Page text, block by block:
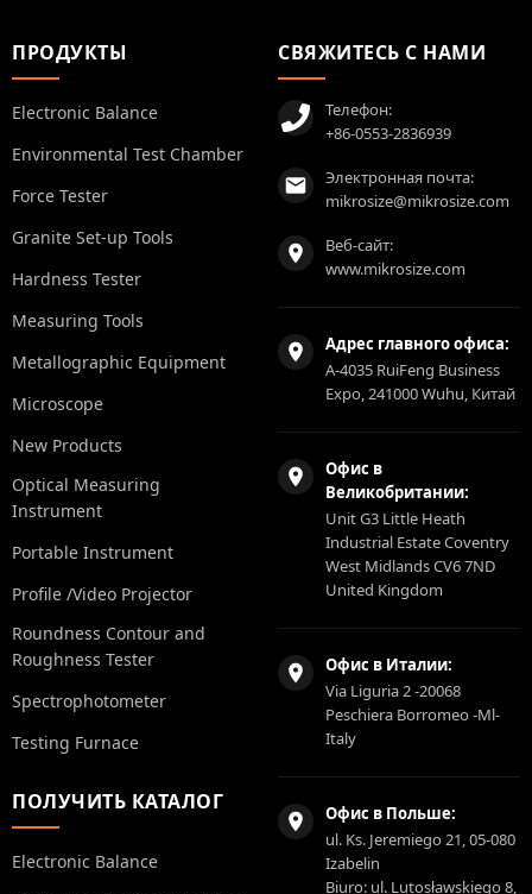
ПРОДУКТЫ
Electronic Balance
Environmental Test Chamber
Force Tester
Granite Set-up Tools
Hardness Tester
Measuring Tools
Metallographic Equipment
Microscope
New Products
Optical Measuring
Instrument
Portable Instrument
Profile /Video Projector
Roundness Contour and
Roughness Tester
Spectrophotometer
Testing Furnace
ПОЛУЧИТЬ КАТАЛОГ
Electronic Balance
СВЯЖИТЕСЬ С НАМИ
Телефон:
+86-0553-2836939
Электронная почта:
mikrosize@mikrosize.com
Веб-сайт:
www.mikrosize.com
Адрес главного офиса:
A-4035 RuiFeng Business
Expo, 241000 Wuhu, Китай
Офис в
Великобритании:
Unit G3 Little Heath
Industrial Estate Coventry
West Midlands CV6 7ND
United Kingdom
Офис в Италии:
Via Liguria 2 -20068
Peschiera Borromeo -Ml-
Italy
Офис в Польше:
ul. Ks. Jeremiego 21, 05-080
Izabelin
Biuro: ul. Lutosławskiego 8,